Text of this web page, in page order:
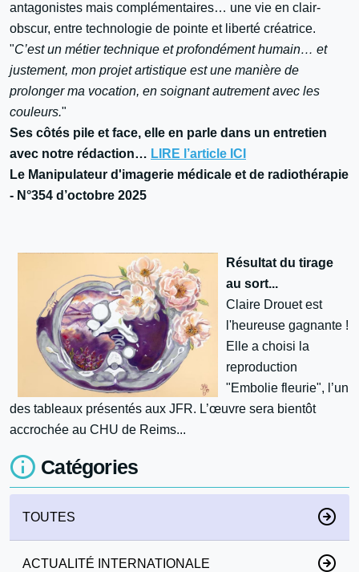
antagonistes mais complémentaires… une vie en clair-
obscur, entre technologie de pointe et liberté créatrice.
"C’est un métier technique et profondément humain… et
justement, mon projet artistique est une manière de
prolonger ma vocation, en soignant autrement avec les
couleurs."
Ses côtés pile et face, elle en parle dans un entretien
avec notre rédaction… LIRE l’article ICI
Le Manipulateur d'imagerie médicale et de radiothérapie
- N°354 d’octobre 2025
Résultat du tirage
au sort...
Claire Drouet est
l'heureuse gagnante !
Elle a choisi la
reproduction
"Embolie fleurie", l’un
des tableaux présentés aux JFR. L’œuvre sera bientôt
accrochée au CHU de Reims...
Catégories
TOUTES
ACTUALITÉ INTERNATIONALE